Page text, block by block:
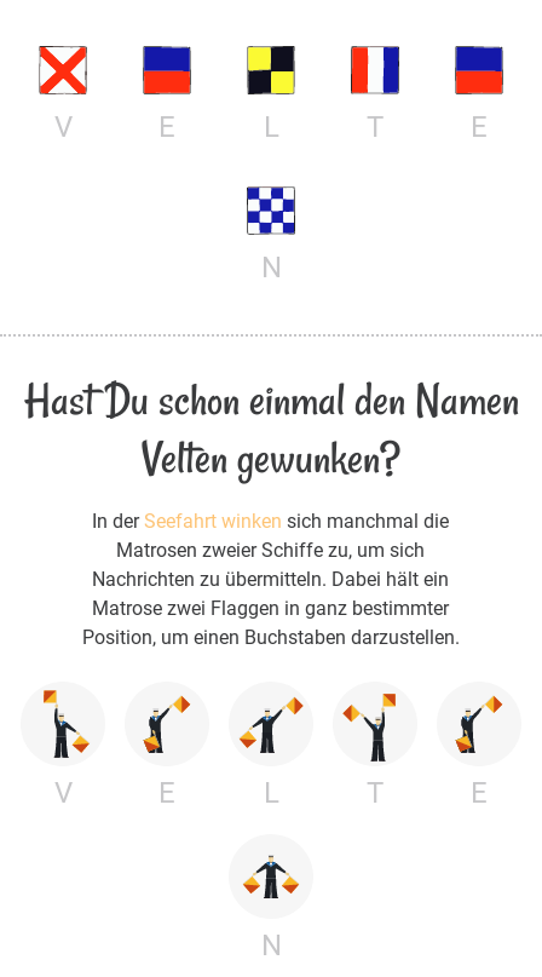
V E L T E
N
Hast Du schon einmal den Namen
Velten gewunken?
In derSeefahrt winken sich manchmal die
Matrosen zweier Schiffe zu, um sich
Nachrichten zu übermitteln. Dabei hält ein
Matrose zwei Flaggen in ganz bestimmter
Position, um einen Buchstaben darzustellen.
V E L T E
N